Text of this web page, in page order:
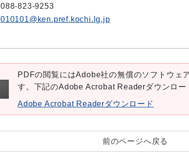
088-823-9253
010101@ken.pref.kochi.lg.jp
PDFの閲覧にはAdobe社の無償のソフトウェ
す。下記のAdobe Acrobat Readerダウンロー
Adobe Acrobat Readerダウンロード
前のページへ戻る